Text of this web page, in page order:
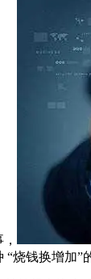
烧钱换增加